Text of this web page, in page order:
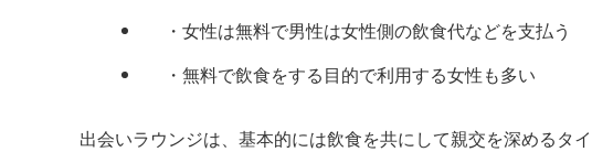
・女性は無料で男性は女性側の飲食代などを支払う
・無料で飲食をする目的で利用する女性も多い
出会いラウンジは、基本的には飲食を共にして親交を深めるタイ